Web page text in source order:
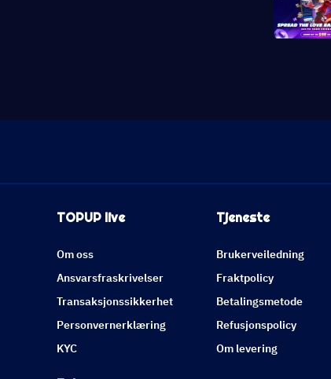
TOPUP live
Om oss
Ansvarsfraskrivelser
Transaksjonssikkerhet
Personvernerklæring
KYC
Tjeneste
Brukerveiledning
Fraktpolicy
Betalingsmetode
Refusjonspolicy
Om levering